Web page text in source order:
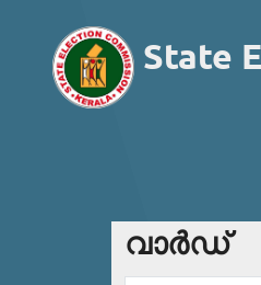
State
വാര്‍ഡ്